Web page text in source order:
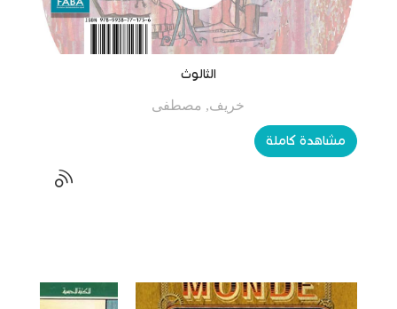
الثالوث
خريف, مصطفى
مشاهدة كاملة